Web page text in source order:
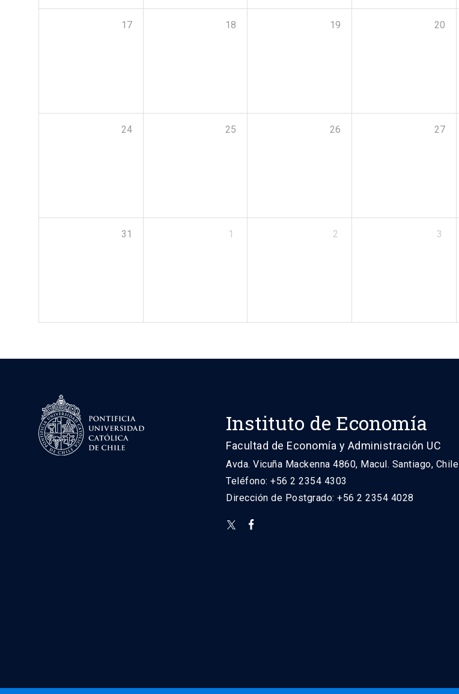
17 18 19 20
24 25 26 27
31 1 2 3
Instituto de Economía
Facultad de Economía y Administración UC
Avda. Vicuña Mackenna 4860, Macul. Santiago, Chile
Teléfono: +56 2 2354 4303
Dirección de Postgrado: +56 2 2354 4028